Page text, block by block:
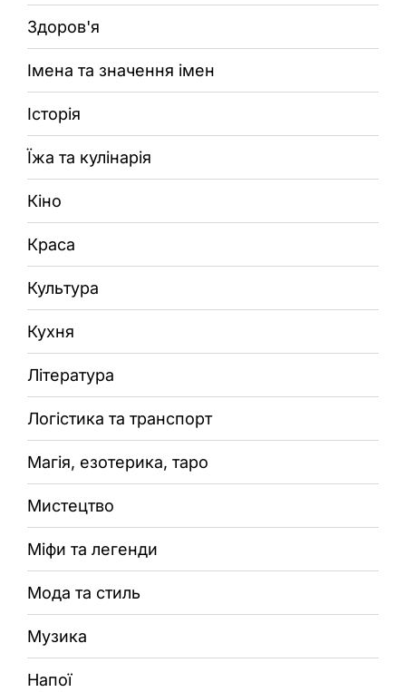
Здоров'я
Імена та значення імен
Історія
Їжа та кулінарія
Кіно
Краса
Культура
Кухня
Література
Логістика та транспорт
Магія, езотерика, таро
Мистецтво
Міфи та легенди
Мода та стиль
Музика
Напої